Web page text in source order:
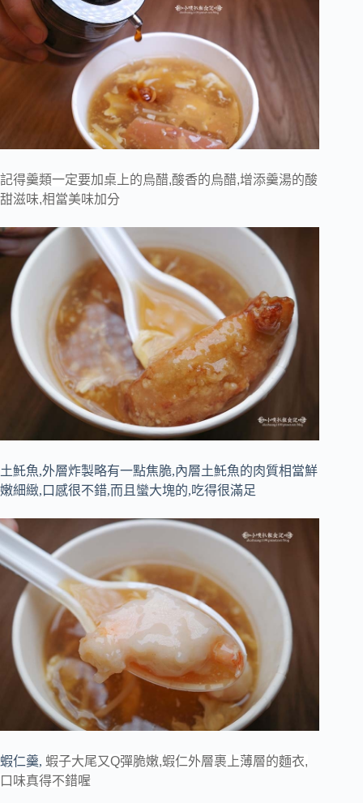
記得羹類一定要加桌上的烏醋,酸香的烏醋,增添羹湯的酸
甜滋味,相當美味加分
土魠魚,外層炸製略有一點焦脆,內層土魠魚的肉質相當鮮
嫩細緻,口感很不錯,而且蠻大塊的,吃得很滿足
蝦仁羹, 蝦子大尾又Q彈脆嫩,蝦仁外層裹上薄層的麵衣,
口味真得不錯喔